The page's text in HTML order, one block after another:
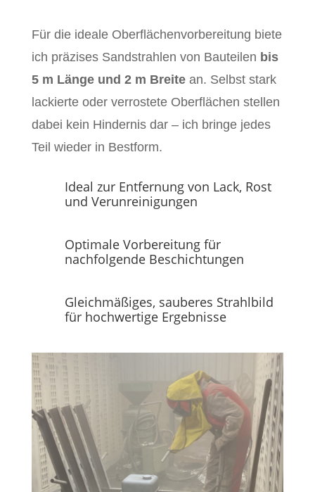
Für die ideale Oberflächenvorbereitung biete
ich präzises Sandstrahlen von Bauteilen bis
5 m Länge und 2 m Breitean. Selbst stark
lackierte oder verrostete Oberflächen stellen
dabei kein Hindernis dar – ich bringe jedes
Teil wieder in Bestform.
Ideal zur Entfernung von Lack, Rost
und Verunreinigungen
Optimale Vorbereitung für
nachfolgende Beschichtungen
Gleichmäßiges, sauberes Strahlbild
für hochwertige Ergebnisse